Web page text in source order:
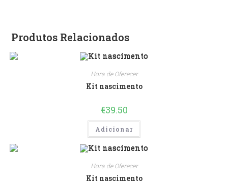
Produtos Relacionados
Hora de Oferecer
Kit nascimento
€39.50
Adicionar
Hora de Oferecer
Kit nascimento